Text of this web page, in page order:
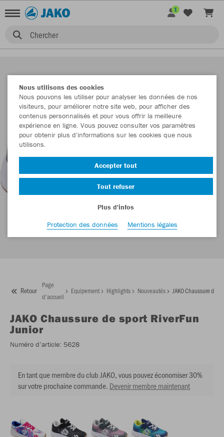
Chercher
1
Retour
Page
d'accueil
Equipement Highlights Nouveautés JAKO Chaussure de
JAKO Chaussure de sport RiverFun
Junior
Numéro d’article: 5628
En tant que membre du club JAKO, vous pouvez économiser 30%
sur votre prochaine commande. Devenir membre maintenant
Nous utilisons des cookies
Nous pouvons les utiliser pour analyser les données de nos
visiteurs, pour améliorer notre site web, pour afficher des
contenus personnalisés et pour vous offrir la meilleure
expérience en ligne. Vous pouvez consulter vos paramètres
pour obtenir plus d'informations sur les cookies que nous
utilisons.
Accepter tout
Tout refuser
Plus d'infos
Protection des données
Mentions légales